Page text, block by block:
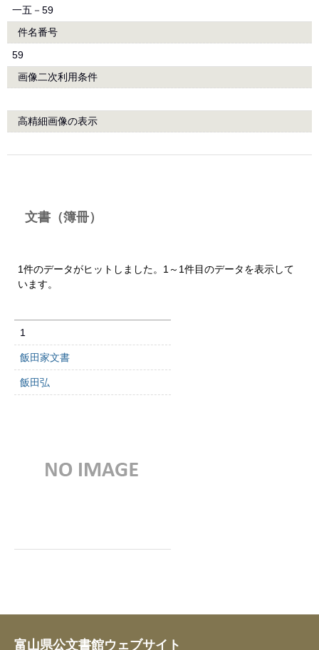
一五－59
件名番号
59
画像二次利用条件
高精細画像の表示
文書（簿冊）
1件のデータがヒットしました。1～1件目のデータを表示して
います。
1
飯田家文書
飯田弘
富山県公文書館ウェブサイト